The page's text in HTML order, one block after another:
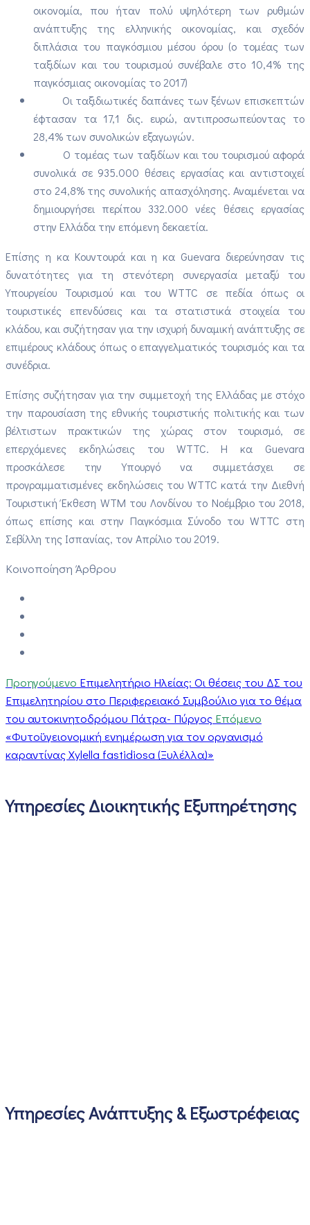
οικονομία, που ήταν πολύ υψηλότερη των ρυθμών
ανάπτυξης της ελληνικής οικονομίας, και σχεδόν
διπλάσια του παγκόσμιου μέσου όρου (ο τομέας των
ταξιδίων και του τουρισμού συνέβαλε στο 10,4% της
παγκόσμιας οικονομίας το 2017)
Οι ταξιδιωτικές δαπάνες των ξένων επισκεπτών
έφτασαν τα 17,1 δις. ευρώ, αντιπροσωπεύοντας το
28,4% των συνολικών εξαγωγών.
Ο τομέας των ταξιδίων και του τουρισμού αφορά
συνολικά σε 935.000 θέσεις εργασίας και αντιστοιχεί
στο 24,8% της συνολικής απασχόλησης. Αναμένεται να
δημιουργήσει περίπου 332.000 νέες θέσεις εργασίας
στην Ελλάδα την επόμενη δεκαετία.
Επίσης η κα Κουντουρά και η κα Guevara διερεύνησαν τις
δυνατότητες για τη στενότερη συνεργασία μεταξύ του
Υπουργείου Τουρισμού και του WTTC σε πεδία όπως οι
τουριστικές επενδύσεις και τα στατιστικά στοιχεία του
κλάδου, και συζήτησαν για την ισχυρή δυναμική ανάπτυξης σε
επιμέρους κλάδους όπως ο επαγγελματικός τουρισμός και τα
συνέδρια.
Επίσης συζήτησαν για την συμμετοχή της Ελλάδας με στόχο
την παρουσίαση της εθνικής τουριστικής πολιτικής και των
βέλτιστων πρακτικών της χώρας στον τουρισμό, σε
επερχόμενες εκδηλώσεις του WTTC. Η κα Guevara
προσκάλεσε την Υπουργό να συμμετάσχει σε
προγραμματισμένες εκδηλώσεις του WTTC κατά την Διεθνή
Τουριστική Έκθεση WTM του Λονδίνου το Νοέμβριο του 2018,
όπως επίσης και στην Παγκόσμια Σύνοδο τουWTTC στη
Σεβίλλη της Ισπανίας, τον Απρίλιο του 2019.
Κοινοποίηση Άρθρου
Προηγούμενο Επιμελητήριο Ηλείας: Οι θέσεις του ΔΣ του
Επιμελητηρίου στο Περιφερειακό Συμβούλιο για το θέμα
του αυτοκινητοδρόμου Πάτρα- Πύργος Επόμενο
«Φυτοϋγειονομική ενημέρωση για τον οργανισμό
καραντίνας Xylella fastidiosa (Ξυλέλλα)»
Υπηρεσίες Διοικητικής Εξυπηρέτησης
Υπηρεσίες Ανάπτυξης & Εξωστρέφειας